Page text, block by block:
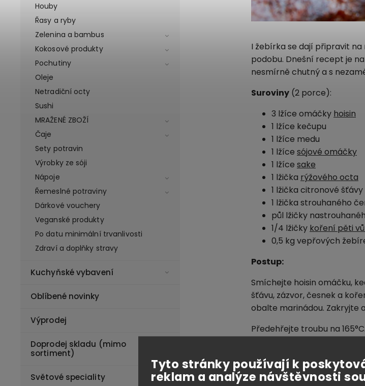
Tyto stránky používají k
reklam a analýze návštěvnosti
Houby
Řasy a ryby
Zelenina a bambus
Kokosové produkty
Pochutiny
Oleje
Netradiční octy
Sushi
MRAŽENÉ ZBOŽÍ
Čaje
Sety potravin
Výrobky ze sóji
Nápoje
Řemeslné potraviny
Dárkové vouchery
Veganské produkty
Po datu minimální trvanlivosti
Zdraví a doplňky stravy
Kuchyňské vybavení
Oblíbené novinky
Výprodej
Doprodej skladu (mimo
sortiment)
Světové speciality
I žebírka se dají připravit
podobu. Dnešní recept je
nesmírně chutný a s
Suroviny (2 porce):
3 lžíce omáčky hoisin
1 lžíce kečupu
1 lžíce medu
1 lžíce sójové omáčky
1 lžíce sake
1 lžička rýžového octa
1 lžička citronové šťávy
1 lžička strouhaného
půl lžičky
1/4 lžičky koření pěti
0,5 kg vepřových
Postup:
Smíchejte hoisin omáčku,
šťávu, zázvor, česnek a
obalte marinádou. Zakryjte
Předehřejte troubu na 165°C.
Pečte v předehřáté troubě
marinádou.Veškerou